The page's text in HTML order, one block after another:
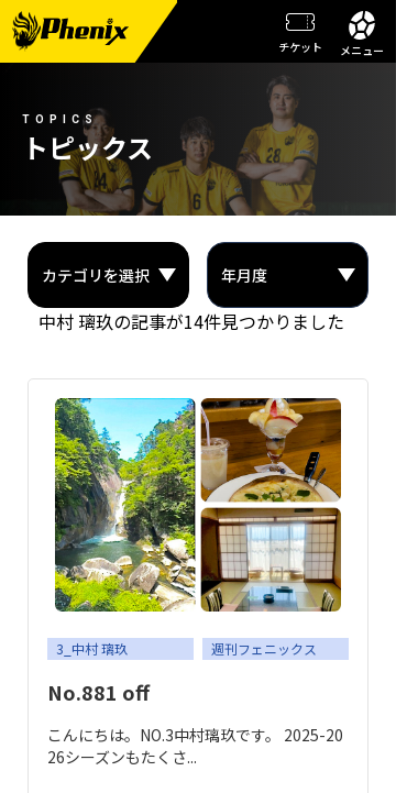
チケット メニュー
応援メッセージ・お問い合わせ
メンバー紹介
試合日程・結果
週刊フェニックス
スクール
チケット
サイトのご利用について
個人情報保護方針
サイトマップ
TOPICS
トピックス
中村 璃玖の記事が14件見つかりました
3_中村 璃玖 週刊フェニックス
No.881 off
こんにちは。NO.3中村璃玖です。 2025-20
26シーズンもたくさ...